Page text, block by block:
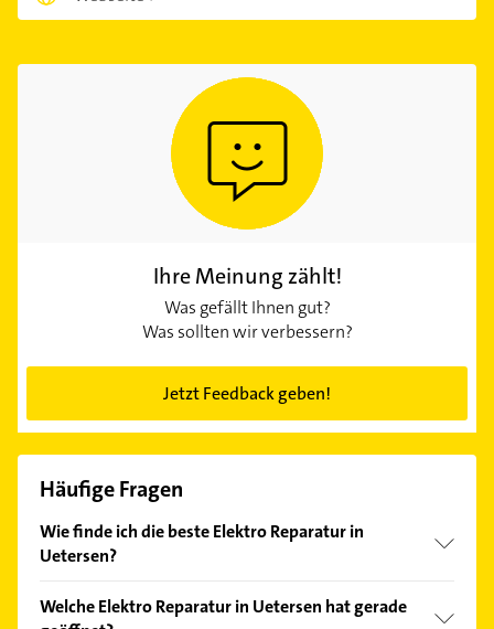
Ihre Meinung zählt!
Was gefällt Ihnen gut?
Was sollten wir verbessern?
Jetzt Feedback geben!
Häufige Fragen
Wie finde ich die beste Elektro Reparatur in
Uetersen?
Kundenmeinungen und profitieren Sie von den
Welche Elektro Reparatur in Uetersen hat gerade